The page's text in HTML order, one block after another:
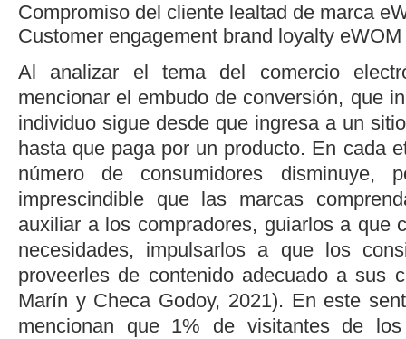
Compromiso del cliente lealtad de marca
Customer engagement brand loyalty eWOM
Al analizar el tema del comercio
mencionar el embudo de conversión, que
individuo sigue desde que ingresa a un
hasta que paga por un producto. En cada
número de consumidores
imprescindible que las marcas
auxiliar a los compradores, guiarlos a que
necesidades, impulsarlos a que los
proveerles de contenido adecuado a sus
Marín y Checa Godoy, 2021). En este
mencionan que 1% de visitantes de